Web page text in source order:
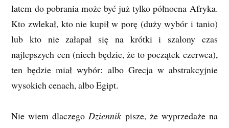
latem do pobrania może być już tylko północna Afryka.
Kto zwlekał, kto nie kupił w porę (duży wybór i tanio)
lub kto nie załapał się na krótki i szalony czas
najlepszych cen (niech będzie, że to początek czerwca),
ten będzie miał wybór: albo Grecja w abstrakcyjnie
wysokich cenach, albo Egipt.
Nie wiem dlaczegoDziennik pisze, że wyprzedaże na